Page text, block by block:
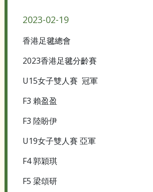
2023-02-19
香港足毽總會
2023香港足毽分齡賽
U15女子雙人賽 冠軍
F3 賴盈盈
F3 陸盼伊
U19女子雙人賽 亞軍
F4 郭穎琪
F5 梁頌研